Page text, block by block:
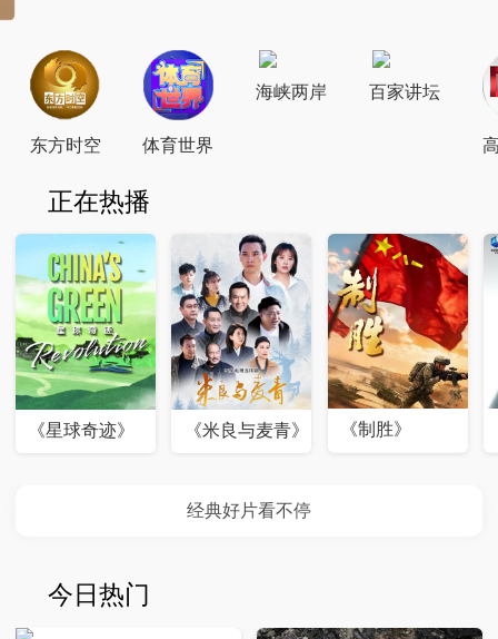
东方时空 体育世界
海峡两岸 百家讲坛
正在热播
《星球奇迹》 《米良与麦青》 《制胜》
今日热门